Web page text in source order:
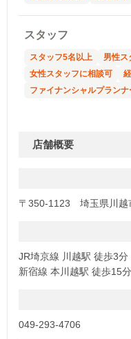
スタッフ
スタッフ5名以上
男性ス
女性スタッフに相談可
ファイナンシャルプランナ
店舗概要
〒350-1123 埼玉県川
JR埼京線 川越駅 徒歩3
新宿線 本川越駅 徒歩15分
049-293-4706